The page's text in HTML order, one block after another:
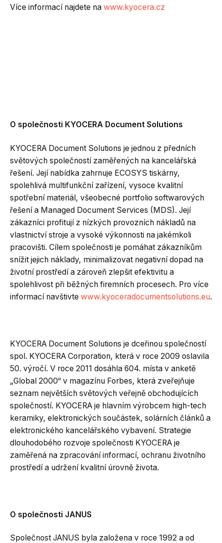
Více informací najdete na www.kyocera.cz
O společnosti KYOCERA Document Solutions
KYOCERA Document Solutions je jednou z předních
světových společností zaměřených na kancelářská
řešení. Její nabídka zahrnuje ECOSYS tiskárny,
spolehlivá multifunkční zařízení, vysoce kvalitní
spotřební materiál, všeobecné portfolio softwarových
řešení a Managed Document Services (MDS). Její
zákazníci profitují z nízkých provozních nákladů na
vlastnictví stroje a vysoké výkonnosti na jakémkoli
pracovišti. Cílem společnosti je pomáhat zákazníkům
snížit jejich náklady, minimalizovat negativní dopad na
životní prostředí a zároveň zlepšit efektivitu a
spolehlivost při běžných firemních procesech. Pro více
informací navštivte www.kyoceradocumentsolutions.eu.
KYOCERA Document Solutions je dceřinou společností
spol. KYOCERA Corporation, která v roce 2009 oslavila
50. výročí. V roce 2011 dosáhla 604. místa v anketě
„Global 2000“ v magazínu Forbes, která zveřejňuje
seznam největších světových veřejně obchodujících
společností. KYOCERA je hlavním výrobcem high-tech
keramiky, elektronických součástek, solárních článků a
elektronického kancelářského vybavení. Strategie
dlouhodobého rozvoje společnosti KYOCERA je
zaměřená na zpracování informací, ochranu životního
prostředí a udržení kvalitní úrovně života.
O společnosti JANUS
Společnost JANUS byla založena v roce 1992 a od